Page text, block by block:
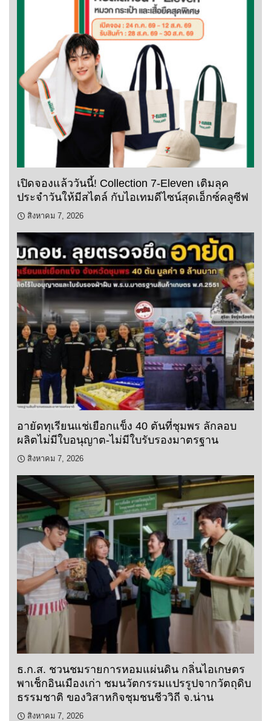
เปิดจองแล้ววันนี้! Collection 7-Eleven เติมลุค
ประจำวันให้มีสไตล์ กับไอเทมดีไซน์สุดเอ็กซ์คลูซีฟ
สิงหาคม 7, 2026
อายัดทุเรียนแช่เยือกแข็ง 40 ตันที่ชุมพร ลักลอบ
ผลิตไม่มีใบอนุญาต-ไม่มีใบรับรองมาตรฐาน
สิงหาคม 7, 2026
ธ.ก.ส. ชวนชมรายการหอมแผ่นดิน กลิ่นไอเกษตร
พาเช็กอินเมืองเก่า ชมนวัตกรรมแปรรูปจากวัตถุดิบ
ธรรมชาติ ของวิสาหกิจชุมชนชีววิถี จ.น่าน
สิงหาคม 7, 2026